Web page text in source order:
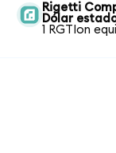
Rigetti
Dólar
1 RGTIon